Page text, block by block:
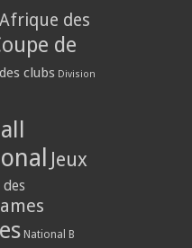
des
de
clubs Division
Jeux
National B